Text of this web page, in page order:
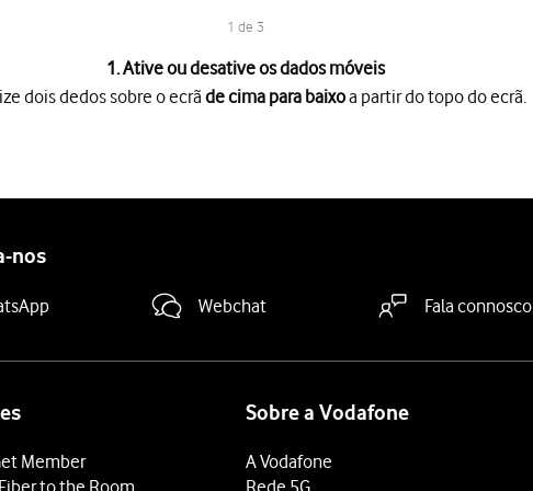
1 de 3
1. Ative ou desative os dados móveis
dois dedos sobre o ecrãde cima para baixoa partir do topo do ecrã.
nos
Webchat Fala connosco
Member
to the Room
Sobre a Vodafone
A Vodafone
Rede 5G